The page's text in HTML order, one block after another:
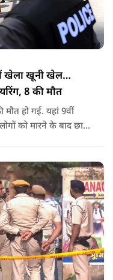
में खेला खूनी खेल…
8 की मौत
हो गई. यहां 9वीं
को मारने के बाद छात्र